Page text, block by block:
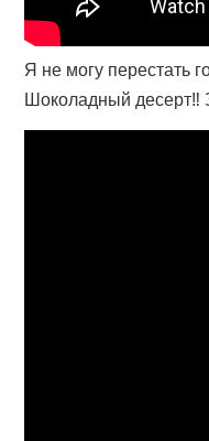
Я не могу перестать
Шоколадный десерт‼